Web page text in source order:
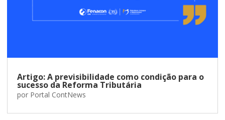
Artigo: A previsibilidade como condição para o
sucesso da Reforma Tributária
por Portal ContNews